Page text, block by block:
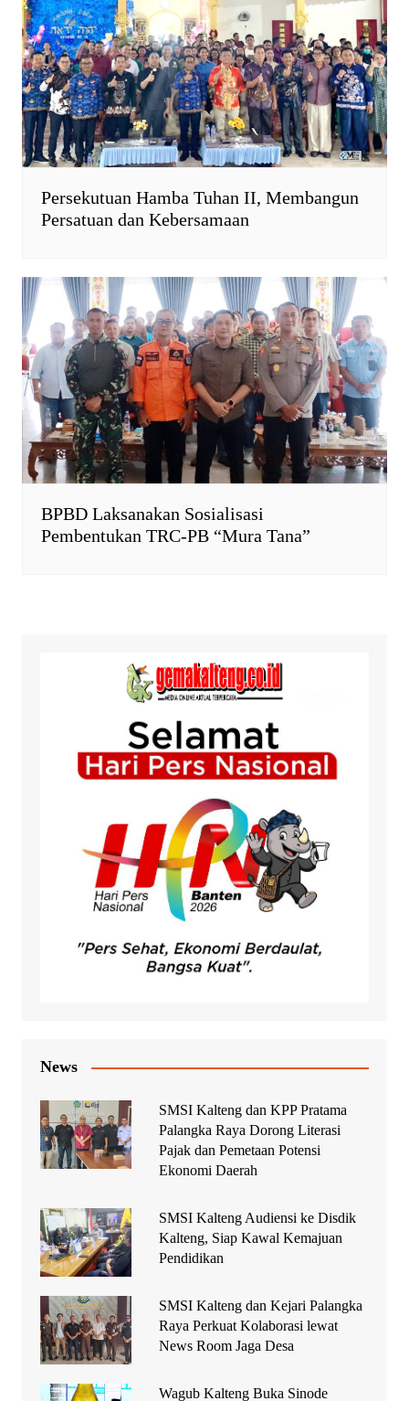
Persekutuan Hamba Tuhan II, Membangun
Persatuan dan Kebersamaan
BPBD Laksanakan Sosialisasi
Pembentukan TRC-PB “Mura Tana”
News
SMSI Kalteng dan KPP Pratama
Palangka Raya Dorong Literasi
Pajak dan Pemetaan Potensi
Ekonomi Daerah
SMSI Kalteng Audiensi ke Disdik
Kalteng, Siap Kawal Kemajuan
Pendidikan
SMSI Kalteng dan Kejari Palangka
Raya Perkuat Kolaborasi lewat
News Room Jaga Desa
Wagub Kalteng Buka Sinode